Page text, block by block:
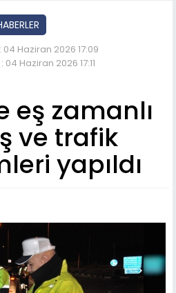
04 Haziran 2026 17:09
Haziran 2026 17:11
eş zamanlı
ve trafik
yapıldı